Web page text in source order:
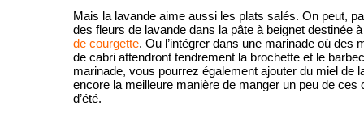
Mais la lavande aime aussi les plats salés. On peut,
des fleurs de lavande dans la pâte à beignet destinée
de courgette. Ou l’intégrer dans une marinade où des
de cabri attendront tendrement la brochette et le
marinade, vous pourrez également ajouter du miel de
encore la meilleure manière de manger un peu de ces
d’été.